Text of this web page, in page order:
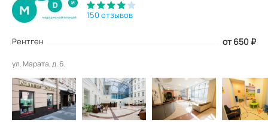
150 отзывов
Рентген от 650 ₽
ул. Марата, д. 6.